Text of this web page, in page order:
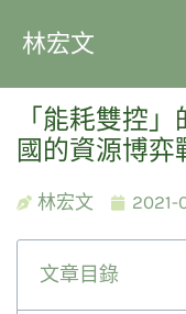
林宏文
「能耗雙控
國的資源博
林宏文 2021-
文章目錄